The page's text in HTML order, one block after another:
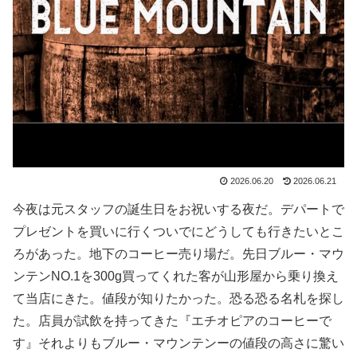
2026.06.20 2026.06.21
今夜は元スタッフの誕生日をお祝いする夜だ。デパートで
プレゼントを買いに行くついでにどうしても行きたいとこ
ろがあった。地下のコーヒー売り場だ。先日ブルー・マウ
ンテンNO.1を300g買ってくれた客が山形屋から乗り換え
て当店にきた。値段が知りたかった。恐る恐る名札を探し
た。店員が試飲を持ってきた『エチオピアのコーヒーで
す』それよりもブルー・マウンテンーの値段の高さに驚い